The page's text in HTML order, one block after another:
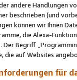
andere Handlungen
beschrieben (und
können wir Ihnen
die Alexa-
Der Begriff
die auf Websites
für